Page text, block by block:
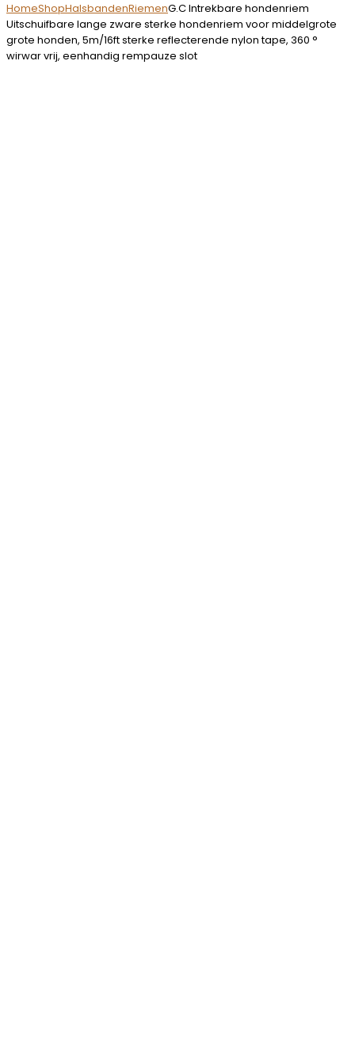
HomeShopHalsbandenRiemenG.C Intrekbare hondenriem
Uitschuifbare lange zware sterke hondenriem voor middelgrote
grote honden, 5m/16ft sterke reflecterende nylon tape, 360 °
wirwar vrij, eenhandig rempauze slot